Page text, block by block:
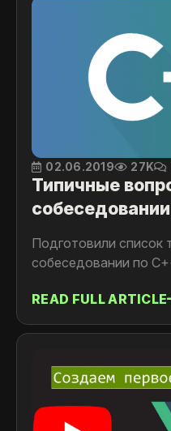
02.06.2019 27K
Типичные
Подготовили список
собеседовании по
READ FULL ARTICLE